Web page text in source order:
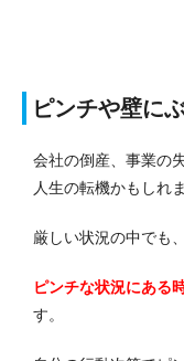
ピンチや壁に
会社の倒産、事業の
人生の転機かもしれ
厳しい状況の中でも
ピンチな状況にある
す。